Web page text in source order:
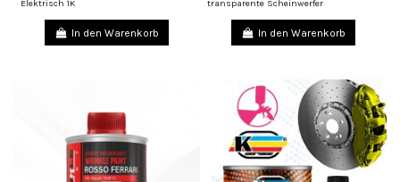
Elektrisch 1K
In den Warenkorb
transparente Scheinwerfer
In den Warenkorb